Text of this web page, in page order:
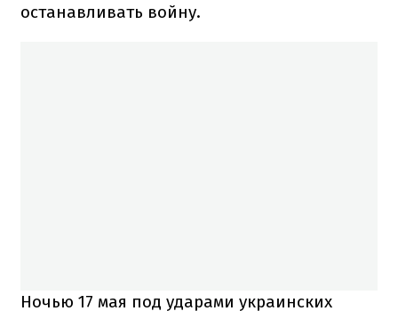
останавливать войну.
Ночью 17 мая под ударами украинских